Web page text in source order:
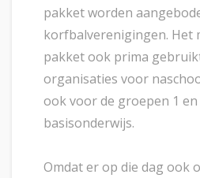
pakket worden
korfbalverenigingen. Het
pakket ook prima
organisaties voor
ook voor de groepen 1
basisonderwijs.
Omdat er op die dag ook